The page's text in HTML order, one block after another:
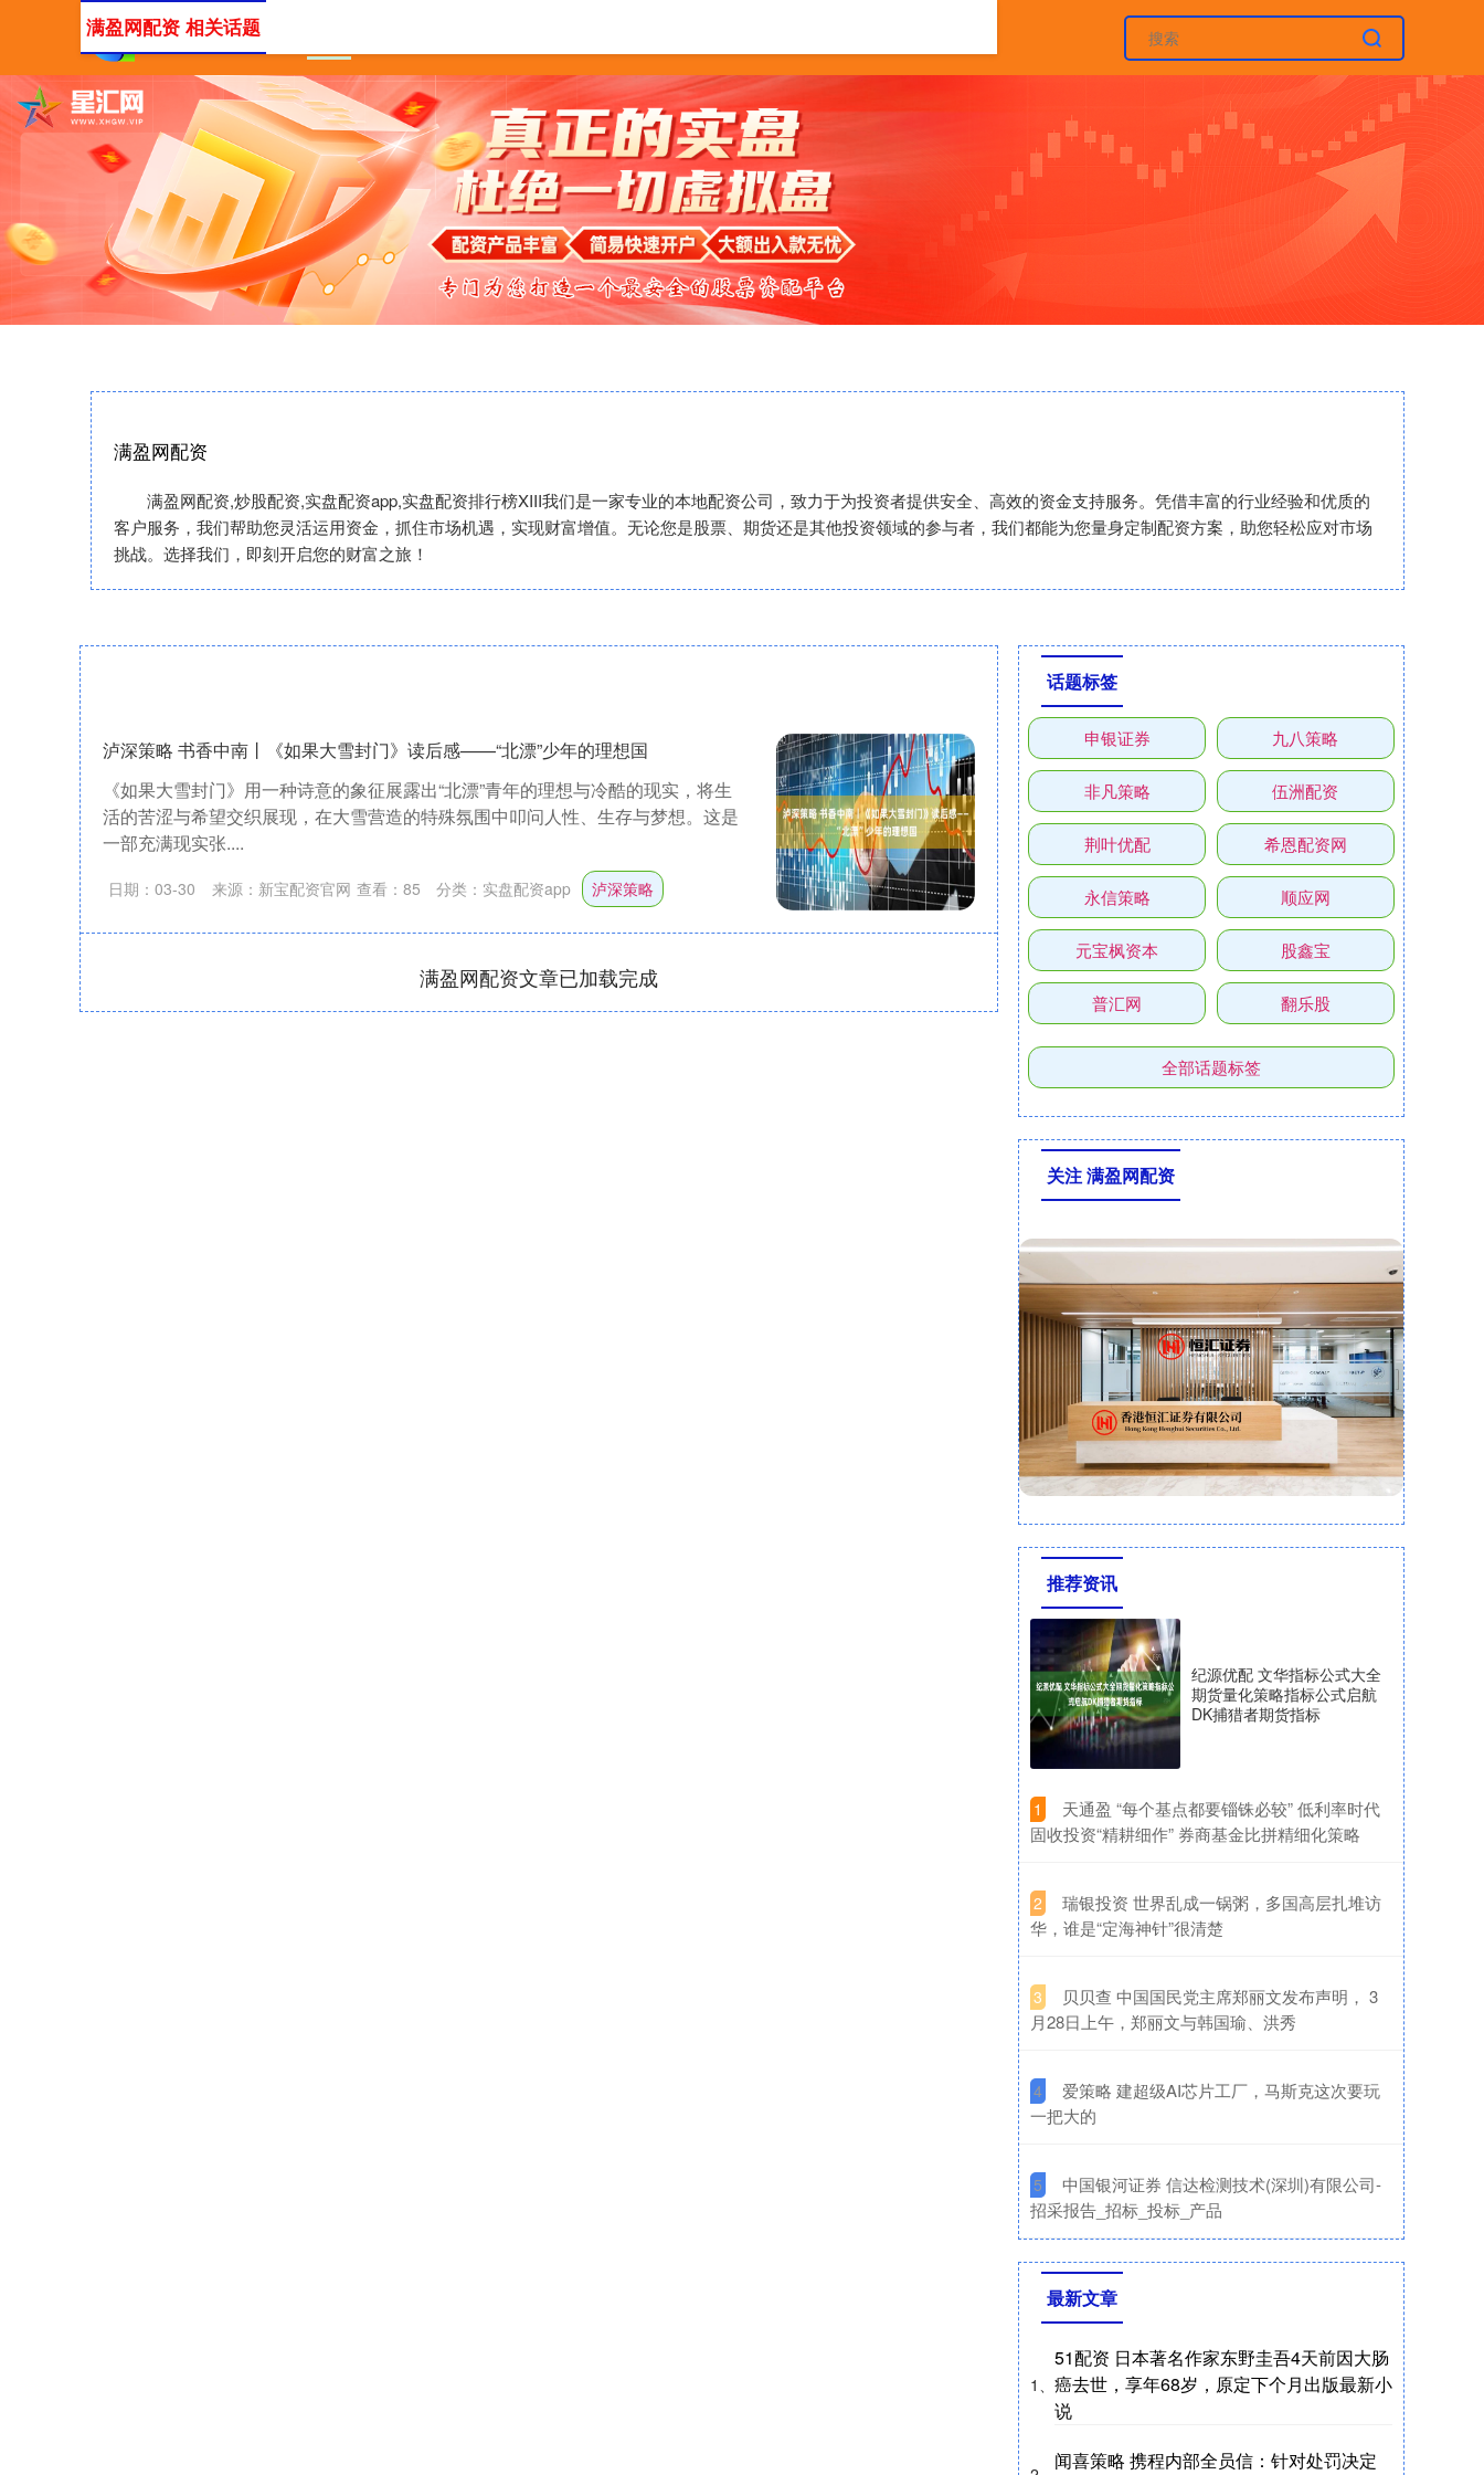
满盈网配资
满盈网配资,炒股配资,实盘配资app,实盘配资排行榜XIII‌我们是一家专业的本地配资公司，致力于为投资者提供安全、高效的资金支持服务。凭借丰富的行业经验和优质的
客户服务，我们帮助您灵活运用资金，抓住市场机遇，实现财富增值。无论您是股票、期货还是其他投资领域的参与者，我们都能为您量身定制配资方案，助您轻松应对市场
挑战。选择我们，即刻开启您的财富之旅！
满盈网配资 相关话题
泸深策略 书香中南丨《如果大雪封门》读后感——“北漂”少年的理想国
《如果大雪封门》用一种诗意的象征展露出“北漂”青年的理想与冷酷的现实，将生
活的苦涩与希望交织展现，在大雪营造的特殊氛围中叩问人性、生存与梦想。这是
一部充满现实张....
日期：03-30 来源：新宝配资官网 查看： 85 分类： 实盘配资app 泸深策略
满盈网配资文章已加载完成
话题标签
申银证券 九八策略
非凡策略 伍洲配资
荆叶优配 希恩配资网
永信策略 顺应网
元宝枫资本 股鑫宝
普汇网 翻乐股
全部话题标签
关注 满盈网配资
推荐资讯
纪源优配 文华指标公式大全
期货量化策略指标公式启航
DK捕猎者期货指标
1
​天通盈 “每个基点都要锱铢必较” 低利率时代
固收投资“精耕细作” 券商基金比拼精细化策略
2
​瑞银投资 世界乱成一锅粥，多国高层扎堆访
华，谁是“定海神针”很清楚
3
​贝贝查 中国国民党主席郑丽文发布声明， 3
月28日上午，郑丽文与韩国瑜、洪秀
4
​爱策略 建超级AI芯片工厂，马斯克这次要玩
一把大的
5
​中国银河证券 信达检测技术(深圳)有限公司-
招采报告_招标_投标_产品
最新文章
1、
51配资 日本著名作家东野圭吾4天前因大肠
癌去世，享年68岁，原定下个月出版最新小
说
闻喜策略 携程内部全员信：针对处罚决定